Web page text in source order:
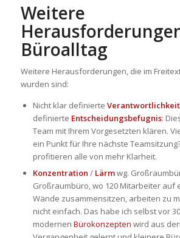
Weitere
Büroalltag
Weitere Herausforderungen, die im
wurden sind:
Nicht klar definierte
definierte Entscheidungsbefugnis:
Team mit Ihrem Vorgesetzten klären.
ein Punkt für Ihre nächste
profitieren alle von mehr Klarheit.
Konzentration / Lärmwg.
Großraumbüro, wo 120 Mitarbeiter auf
Wände zusammensitzen, arbeiten zu
nicht einfach. Das habe ich selbst vor
modernen Bürokonzepten wird aus